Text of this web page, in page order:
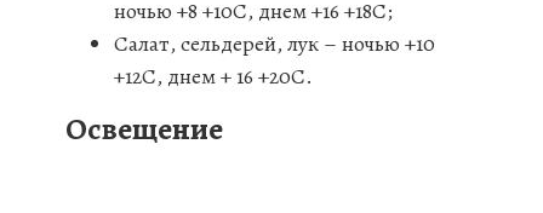
ночью +8 +10С, днем +16 +18С;
Салат, сельдерей, лук – ночью +10
+12С, днем + 16 +20С.
Освещение